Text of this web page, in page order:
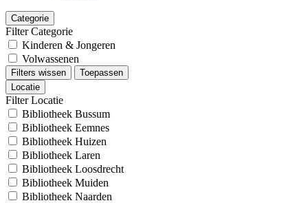
Categorie
Filter Categorie
Kinderen & Jongeren
Volwassenen
Filters wissen
Toepassen
Locatie
Filter Locatie
Bibliotheek Bussum
Bibliotheek Eemnes
Bibliotheek Huizen
Bibliotheek Laren
Bibliotheek Loosdrecht
Bibliotheek Muiden
Bibliotheek Naarden